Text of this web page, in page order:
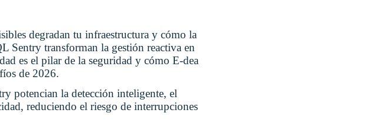
degradan tu infraestructura y cómo la
Sentry transforman la gestión reactiva en
es el pilar de la seguridad y cómo E-dea
de 2026.
potencian la detección inteligente, el
reduciendo el riesgo de interrupciones